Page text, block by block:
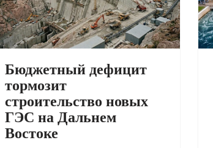
Бюджетный дефицит
тормозит
строительство новых
ГЭС на Дальнем
Востоке